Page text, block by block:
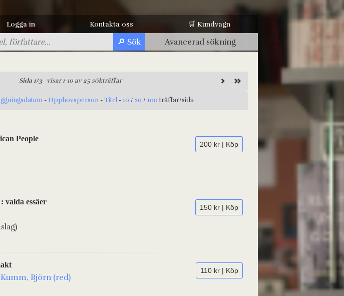
Logga in Kontakta oss 🛒 Kundvagn
Avancerad sökning
Sida 1/3visar 1-10 av 25 sökträffar
- Upphovsperson -Titel - 10 / 20 / 100 träffar/sida
200 kr | Köp
People
150 kr | Köp
valda essäer
110 kr | Köp
Björn (red)